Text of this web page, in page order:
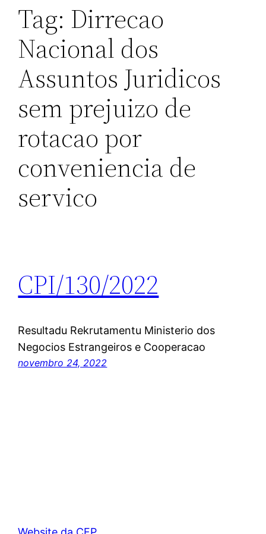
Tag: Dirrecao
Nacional dos
Assuntos Juridicos
sem prejuizo de
rotacao por
conveniencia de
servico
CPI/130/2022
Resultadu Rekrutamentu Ministerio dos
Negocios Estrangeiros e Cooperacao
novembro 24, 2022